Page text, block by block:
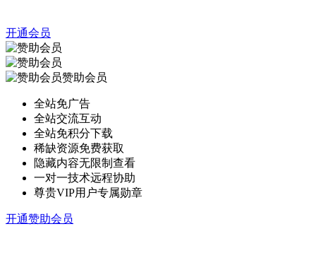
开通会员
赞助会员
全站免广告
全站交流互动
全站免积分下载
稀缺资源免费获取
隐藏内容无限制查看
一对一技术远程协助
尊贵VIP用户专属勋章
开通赞助会员